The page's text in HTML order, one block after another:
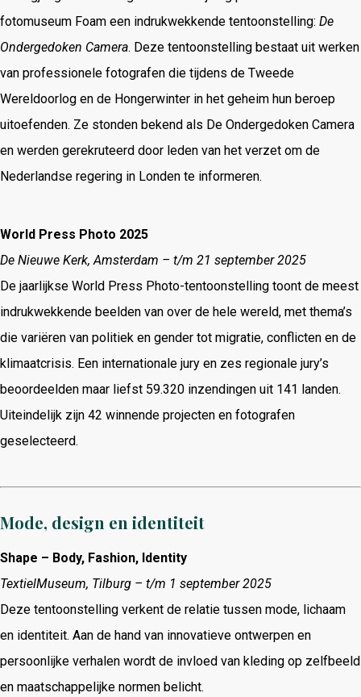
fotomuseum Foam een indrukwekkende tentoonstelling: De
Ondergedoken Camera. Deze tentoonstelling bestaat uit werken
van professionele fotografen die tijdens de Tweede
Wereldoorlog en de Hongerwinter in het geheim hun beroep
uitoefenden. Ze stonden bekend als De Ondergedoken Camera
en werden gerekruteerd door leden van het verzet om de
Nederlandse regering in Londen te informeren.
World Press Photo 2025
De Nieuwe Kerk, Amsterdam – t/m 21 september 2025
De jaarlijkse World Press Photo-tentoonstelling toont de meest
indrukwekkende beelden van over de hele wereld, met thema’s
die variëren van politiek en gender tot migratie, conflicten en de
klimaatcrisis. Een internationale jury en zes regionale jury’s
beoordeelden maar liefst 59.320 inzendingen uit 141 landen.
Uiteindelijk zijn 42 winnende projecten en fotografen
geselecteerd.
Mode, design en identiteit
Shape – Body, Fashion, Identity
TextielMuseum, Tilburg – t/m 1 september 2025
Deze tentoonstelling verkent de relatie tussen mode, lichaam
en identiteit. Aan de hand van innovatieve ontwerpen en
persoonlijke verhalen wordt de invloed van kleding op zelfbeeld
en maatschappelijke normen belicht.